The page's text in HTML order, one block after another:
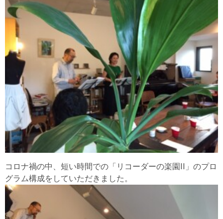
コロナ禍の中、短い時間での「リコーダーの楽園II」のプロ
グラム構成をしていただきました。